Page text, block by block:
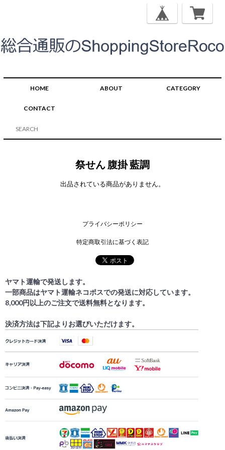
HOME ABOUT CATEGORY
CONTACT
祭せん 腹掛 藍調
出品されている商品がありません。
プライバシーポリシー
特定商取引法に基づく表記
ヤマト運輸で発送します。
一部商品はヤマト運輸ネコポスでの発送に対応しています。
8,000円以上のご注文で送料無料となります。
決済方法は下記よりお選びいただけます。